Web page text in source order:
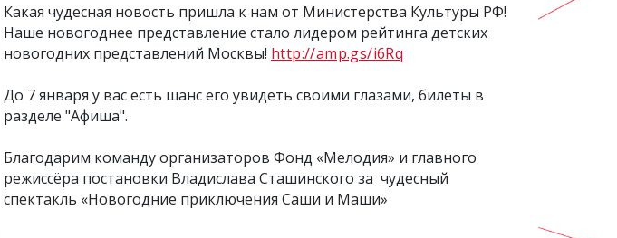
Какая чудесная новость пришла к нам от Министерства Культуры РФ!
Наше новогоднее представление стало лидером рейтинга детских
новогодних представлений Москвы! http://amp.gs/i6Rq
До 7 января у вас есть шанс его увидеть своими глазами, билеты в
разделе "Афиша".
Благодарим команду организаторов Фонд «Мелодия» и главного
режиссёра постановки Владислава Сташинского за чудесный
спектакль «Новогодние приключения Саши и Маши»